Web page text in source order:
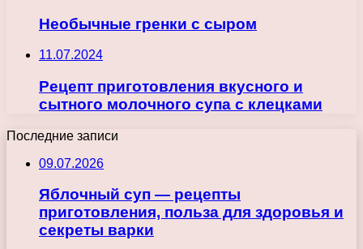
Необычные гренки с сыром
11.07.2024
Рецепт приготовления вкусного и
сытного молочного супа с клецками
Последние записи
09.07.2026
Яблочный суп — рецепты
приготовления, польза для здоровья и
секреты варки